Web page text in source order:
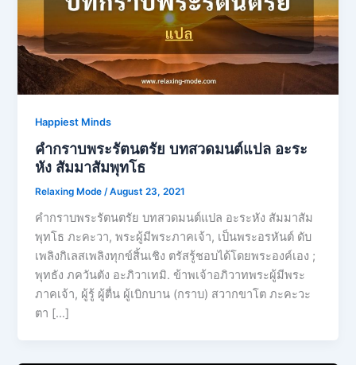
Happiest Minds
คำกราบพระรัตนตรัย บทสวดมนต์แปล อะระ
หัง สัมมาสัมพุทโธ
Relaxing Mode/August 23, 2021
คำกราบพระรัตนตรัย บทสวดมนต์แปล อะระหัง สัมมาสัม
พุทโธ ภะคะวา, พระผู้มีพระภาคเจ้า, เป็นพระอรหันต์ ดับ
เพลิงกิเลสเพลิงทุกข์สิ้นเชิง ตรัสรู้ชอบได้โดยพระองค์เอง ;
พุทธัง ภควันตัง อะภิวาเทมิ. ข้าพเจ้าอภิวาทพระผู้มีพระ
ภาคเจ้า, ผู้รู้ ผู้ตื่น ผู้เบิกบาน (กราบ) สวากขาโต ภะคะวะ
ตา […]